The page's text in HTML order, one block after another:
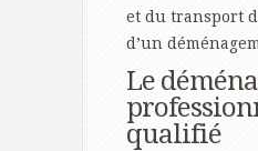
et du transport
d’un
Le
qualifié